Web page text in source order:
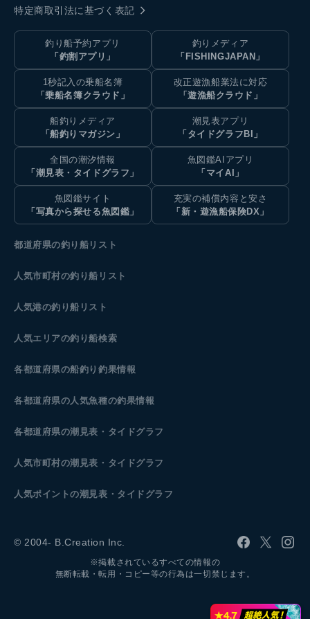
特定商取引法に基づく表記
釣り船予約アプリ
「釣割アプリ」
釣りメディア
「FISHINGJAPAN」
1秒記入の乗船名簿
「乗船名簿クラウド」
改正遊漁船業法に対応
「遊漁船クラウド」
船釣りメディア
「船釣りマガジン」
潮見表アプリ
「タイドグラフBI」
全国の潮汐情報
「潮見表・タイドグラフ」
魚図鑑AIアプリ
「マイAI」
魚図鑑サイト
「写真から探せる魚図鑑」
充実の補償内容と安さ
「新・遊漁船保険DX」
都道府県の釣り船リスト
人気市町村の釣り船リスト
人気港の釣り船リスト
人気エリアの釣り船検索
各都道府県の船釣り釣果情報
各都道府県の人気魚種の釣果情報
各都道府県の潮見表 ・タイドグラフ
人気市町村の潮見表・タイドグラフ
人気ポイントの潮見表・タイドグラフ
© 2004- B.Creation Inc.
※掲載されているすべての情報の
無断転載・転用・コピー等の行為は一切禁じます。